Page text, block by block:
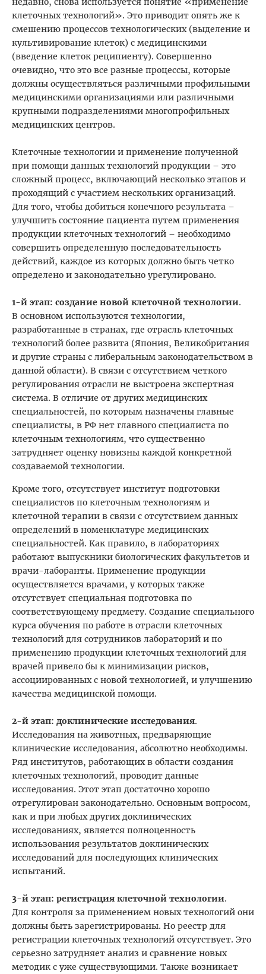
клеточных технологий». Это приводит опять же к
смешению процессов технологических (выделение и
культивирование клеток) с медицинскими
(введение клеток реципиенту). Совершенно
очевидно, что это все разные процессы, которые
должны осуществляться различными профильными
медицинскими организациями или различными
крупными подразделениями многопрофильных
медицинских центров.
Клеточные технологии и применение полученной
при помощи данных технологий продукции – это
сложный процесс, включающий несколько этапов и
проходящий с участием нескольких организаций.
Для того, чтобы добиться конечного результата –
улучшить состояние пациента путем применения
продукции клеточных технологий – необходимо
совершить определенную последовательность
действий, каждое из которых должно быть четко
определено и законодательно урегулировано.
1-й этап: создание новой клеточной технологии.
В основном используются технологии,
разработанные в странах, где отрасль клеточных
технологий более развита (Япония, Великобритания
и другие страны с либеральным законодательством в
данной области). В связи с отсутствием четкого
регулирования отрасли не выстроена экспертная
система. В отличие от других медицинских
специальностей, по которым назначены главные
специалисты, в РФ нет главного специалиста по
клеточным технологиям, что существенно
затрудняет оценку новизны каждой конкретной
создаваемой технологии.
Кроме того, отсутствует институт подготовки
специалистов по клеточным технологиям и
клеточной терапии в связи с отсутствием данных
определений в номенклатуре медицинских
специальностей. Как правило, в лабораториях
работают выпускники биологических факультетов и
врачи-лаборанты. Применение продукции
осуществляется врачами, у которых также
отсутствует специальная подготовка по
соответствующему предмету. Создание специального
курса обучения по работе в отрасли клеточных
технологий для сотрудников лабораторий и по
применению продукции клеточных технологий для
врачей привело бы к минимизации рисков,
ассоциированных с новой технологией, и улучшению
качества медицинской помощи.
2-й этап: доклинические исследования.
Исследования на животных, предваряющие
клинические исследования, абсолютно необходимы.
Ряд институтов, работающих в области создания
клеточных технологий, проводит данные
исследования. Этот этап достаточно хорошо
отрегулирован законодательно. Основным вопросом,
как и при любых других доклинических
исследованиях, является полноценность
использования результатов доклинических
исследований для последующих клинических
испытаний.
3-й этап: регистрация клеточной технологии.
Для контроля за применением новых технологий они
должны быть зарегистрированы. Но реестр для
регистрации клеточных технологий отсутствует. Это
серьезно затрудняет анализ и сравнение новых
методик с уже существующими. Также возникает